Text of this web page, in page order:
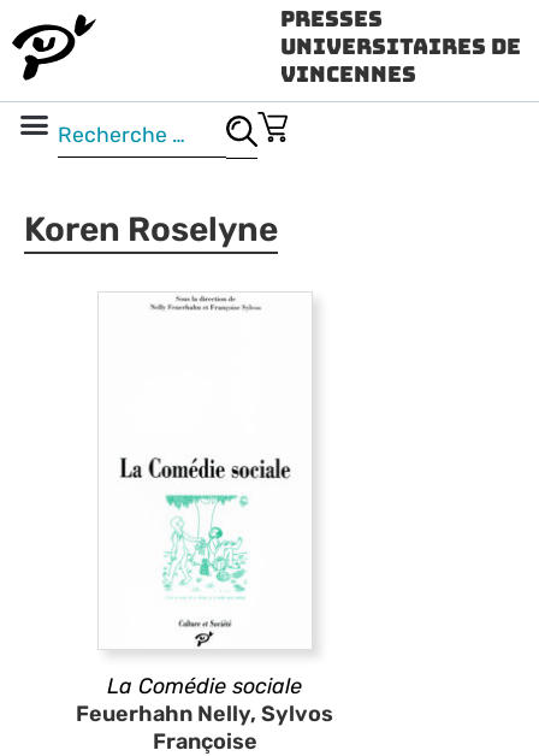
Presses
Universitaires de
Vincennes
Koren Roselyne
La Comédie sociale
Feuerhahn Nelly, Sylvos
Françoise